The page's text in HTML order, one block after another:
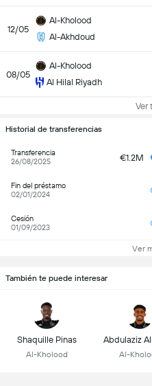
12/05
Al-Kholood
Al-Akhdoud
08/05
Al-Kholood
Al Hilal Riyadh
Ver
Historial de transferencias
Transferencia
26/08/2025
€1.2M
Fin del préstamo
02/01/2024
Cesión
01/09/2023
Ver
También te puede interesar
Shaquille Pinas
Al-Kholood
Abdulaziz
Al-